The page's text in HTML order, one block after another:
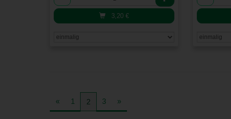
3,20 €
« 1 2 3 »